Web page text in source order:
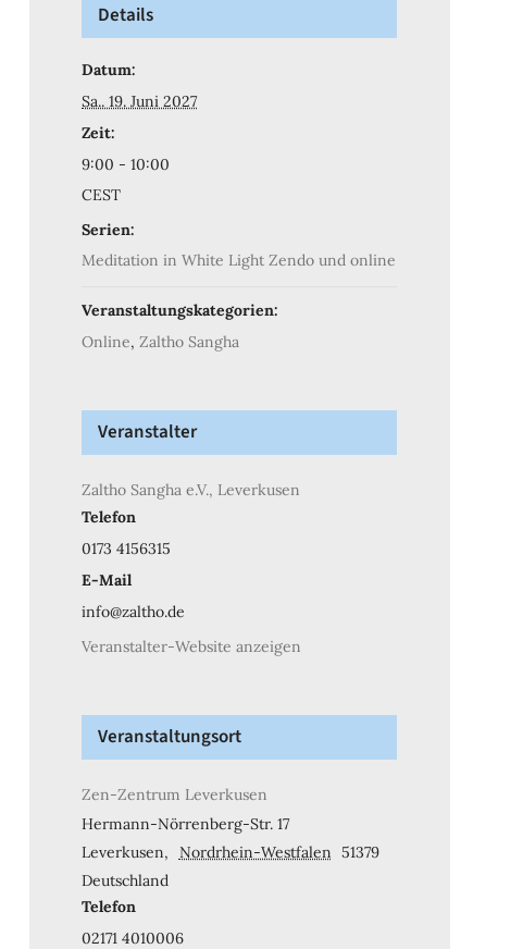
Details
Datum:
Sa.. 19. Juni 2027
Zeit:
9:00 - 10:00
CEST
Serien:
Meditation in White Light Zendo und online
Veranstaltungskategorien:
Online,Zaltho Sangha
Veranstalter
Zaltho Sangha e.V., Leverkusen
Telefon
0173 4156315
E-Mail
info@zaltho.de
Veranstalter-Website anzeigen
Veranstaltungsort
Zen-Zentrum Leverkusen
Hermann-Nörrenberg-Str. 17
Leverkusen, Nordrhein-Westfalen 51379
Deutschland
Telefon
02171 4010006